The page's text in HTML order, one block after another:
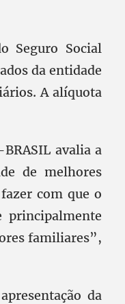
Seguro Social
da entidade
A alíquota
avalia a
de melhores
com que o
principalmente
familiares”,
da